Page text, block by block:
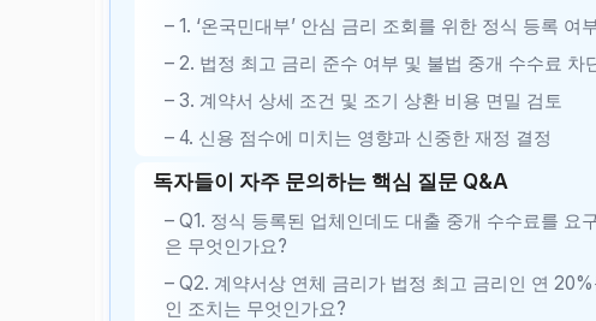
– 1. ‘온국민대부’ 안심 금리 조회를 위한 정식 등록 여
– 2. 법정 최고 금리 준수 여부 및 불법 중개 수수료 차
– 3. 계약서 상세 조건 및 조기 상환 비용 면밀 검토
– 4. 신용 점수에 미치는 영향과 신중한 재정 결정
독자들이 자주 문의하는 핵심 질문 Q&A
– Q1. 정식 등록된 업체인데도 대출 중개 수수료를 요
은 무엇인가요?
– Q2. 계약서상 연체 금리가 법정 최고 금리인 연
인 조치는 무엇인가요?